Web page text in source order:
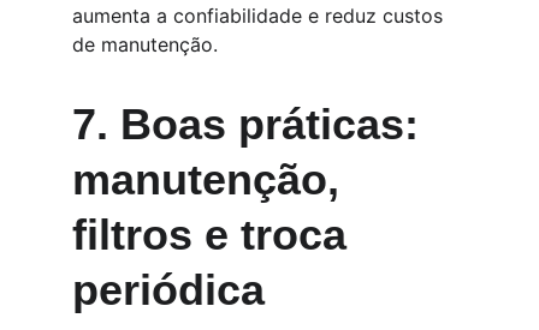
aumenta a confiabilidade e reduz custos
de manutenção.
7. Boas práticas:
manutenção,
filtros e troca
periódica